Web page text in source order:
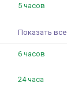
5 часов
Показать все
6 часов
24 часа